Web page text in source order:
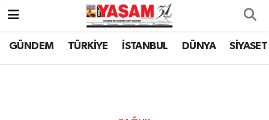
GÜNDEM TÜRKİYE İSTANBUL DÜNYA SİYASET